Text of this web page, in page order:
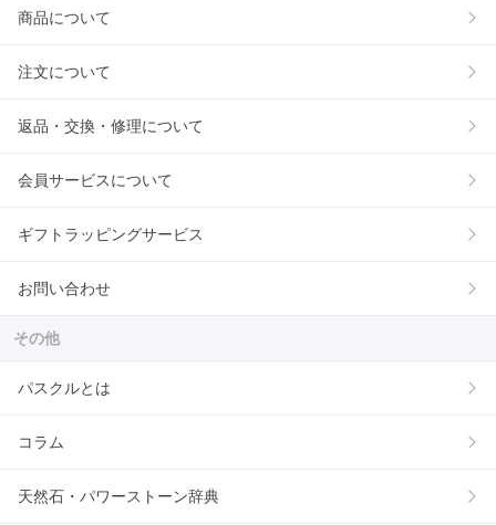
商品について
注文について
返品・交換・修理について
会員サービスについて
ギフトラッピングサービス
お問い合わせ
その他
パスクルとは
コラム
天然石・パワーストーン辞典